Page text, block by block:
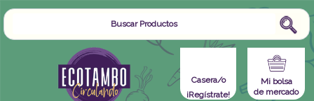
Casera/o
¡Regístrate!
Mi bolsa
de mercado